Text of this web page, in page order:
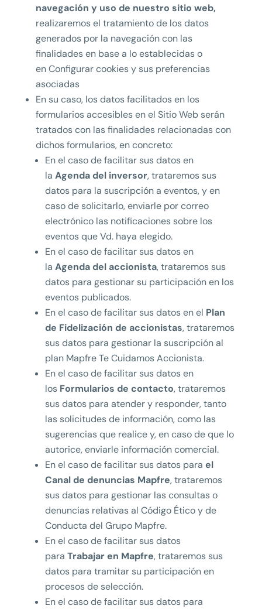
navegación y uso de nuestro sitio web,
realizaremos el tratamiento de los datos
generados por la navegación con las
finalidades en base a lo establecidas o
en Configurar cookies y sus preferencias
asociadas
En su caso, los datos facilitados en los
formularios accesibles en el Sitio Web serán
tratados con las finalidades relacionadas con
dichos formularios, en concreto:
En el caso de facilitar sus datos en
la Agenda del inversor, trataremos sus
datos para la suscripción a eventos, y en
caso de solicitarlo, enviarle por correo
electrónico las notificaciones sobre los
eventos que Vd. haya elegido.
En el caso de facilitar sus datos en
la Agenda del accionista, trataremos sus
datos para gestionar su participación en los
eventos publicados.
En el caso de facilitar sus datos en el Plan
de Fidelización de accionistas, trataremos
sus datos para gestionar la suscripción al
plan Mapfre Te Cuidamos Accionista.
En el caso de facilitar sus datos en
los Formularios de contacto, trataremos
sus datos para atender y responder, tanto
las solicitudes de información, como las
sugerencias que realice y, en caso de que lo
autorice, enviarle información comercial.
En el caso de facilitar sus datos para el
Canal de denuncias Mapfre, trataremos
sus datos para gestionar las consultas o
denuncias relativas al Código Ético y de
Conducta del Grupo Mapfre.
En el caso de facilitar sus datos
para Trabajar en Mapfre, trataremos sus
datos para tramitar su participación en
procesos de selección.
En el caso de facilitar sus datos para